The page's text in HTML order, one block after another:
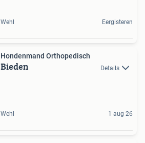
Wehl Eergisteren
Hondenmand Orthopedisch
Bieden Details
Wehl 1 aug 26